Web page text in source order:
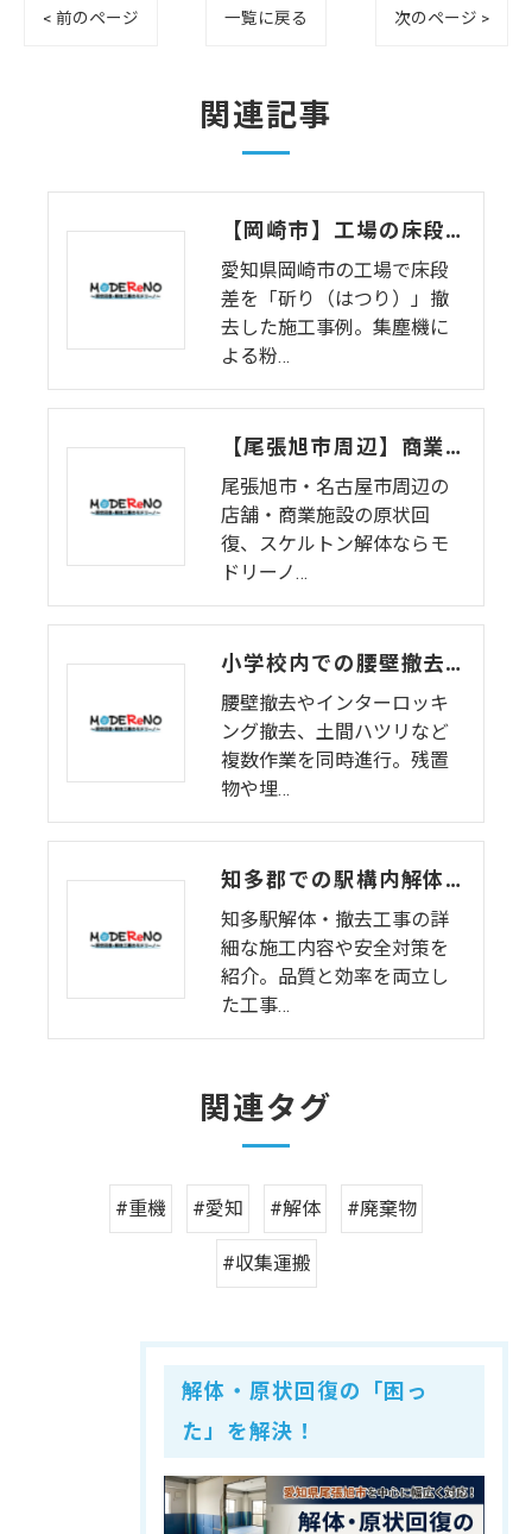
< 前のページ 一覧に戻る 次のページ >
関連記事
【岡崎市】工場の床段差を「斫り（はつり）」撤去｜サッシ解体と1日で完結する環境改善
愛知県岡崎市の工場で床段
差を「斫り（はつり）」撤
去した施工事例。集塵機に
よる粉…
【尾張旭市周辺】商業施設の原状回復・内装解体(前編)仮囲い〜床ハツリ（日進市の実績） | モドリーノ
尾張旭市・名古屋市周辺の
店舗・商業施設の原状回
復、スケルトン解体ならモ
ドリーノ…
小学校内での腰壁撤去・土間ハツリ工事（愛知県瀬戸市）
腰壁撤去やインターロッキ
ング撤去、土間ハツリなど
複数作業を同時進行。残置
物や埋…
知多郡での駅構内解体工事 – 安全・迅速な施工事例
知多駅解体・撤去工事の詳
細な施工内容や安全対策を
紹介。品質と効率を両立し
た工事…
関連タグ
#重機 #愛知 #解体 #廃棄物
#収集運搬
解体・原状回復の「困っ
た」を解決！